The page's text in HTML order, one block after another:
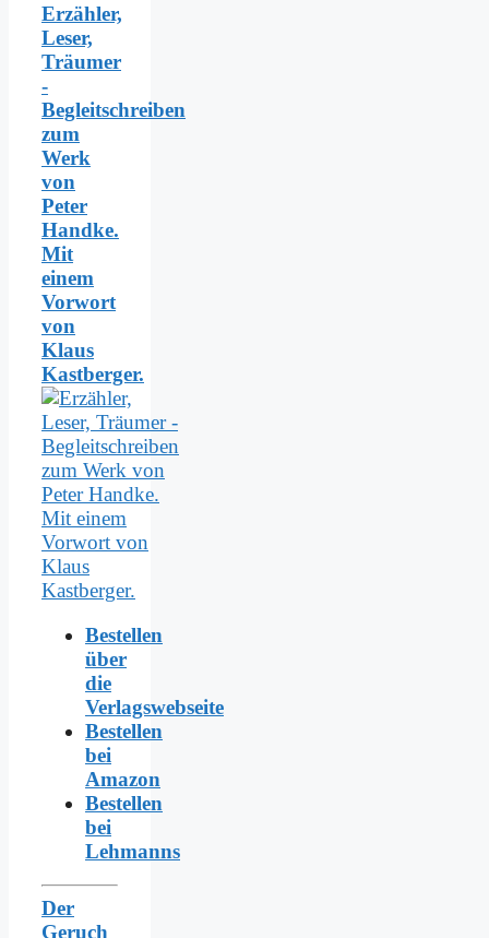
Erzähler,
Leser,
Träumer
-
Begleitschreiben
zum
Werk
von
Peter
Handke.
Mit
einem
Vorwort
von
Klaus
Kastberger.
Bestellen
über
die
Verlagswebseite
Bestellen
bei
Amazon
Bestellen
bei
Lehmanns
Der
Geruch